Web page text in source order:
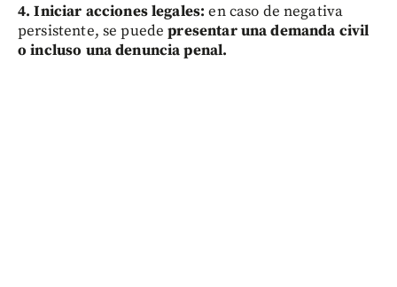
4. Iniciar acciones legales:en caso de negativa
persistente, se puedepresentar una demanda civil
o incluso una denuncia penal.